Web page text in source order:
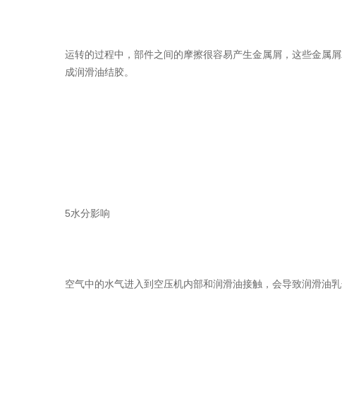
运转的过程中，部件之间的摩擦很容易产生金属屑，这些金属
成润滑油结胶。
5水分影响
空气中的水气进入到空压机内部和润滑油接触，会导致润滑油